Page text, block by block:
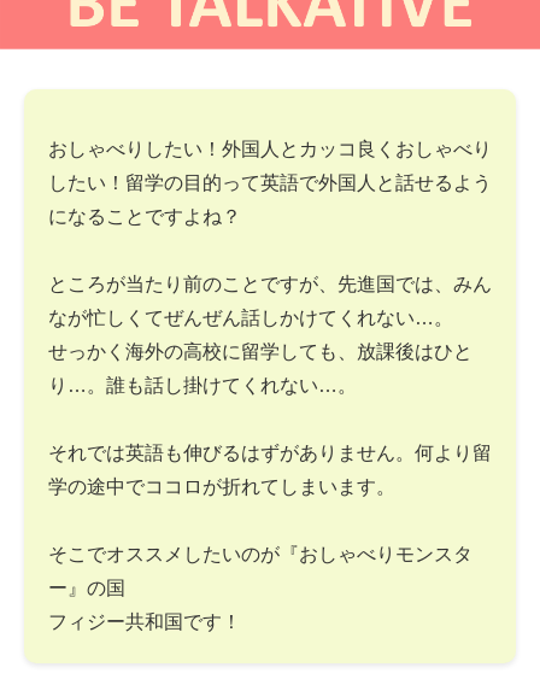
おしゃべりしたい！外国人とカッコ良くおしゃべり
したい！留学の目的って英語で外国人と話せるよう
になることですよね？
ところが当たり前のことですが、先進国では、みん
なが忙しくてぜんぜん話しかけてくれない…。
せっかく海外の高校に留学しても、放課後はひと
り…。誰も話し掛けてくれない…。
それでは英語も伸びるはずがありません。何より留
学の途中でココロが折れてしまいます。
そこでオススメしたいのが『おしゃべりモンスタ
ー』の国
フィジー共和国です！